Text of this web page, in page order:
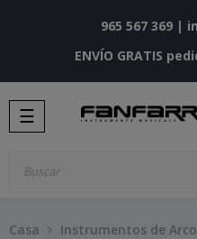
965 567 369|
ENVÍO GRATIS
Navegación
de
☰
Casa Instrumentos de Arco